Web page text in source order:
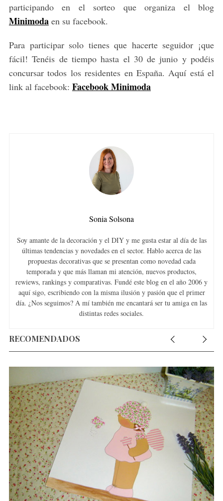
participando en el sorteo que organiza el blog
Minimodaen su facebook.
Para participar solo tienes que hacerte seguidor ¡que
fácil! Tenéis de tiempo hasta el 30 de junio y podéis
concursar todos los residentes en España. Aquí está el
link al facebook: Facebook Minimoda
Sonia Solsona
Soy amante de la decoración y el DIY y me gusta estar al día de las
últimas tendencias y novedades en el sector. Hablo acerca de las
propuestas decorativas que se presentan como novedad cada
temporada y que más llaman mi atención, nuevos productos,
rewiews, rankings y comparativas. Fundé este blog en el año 2006 y
aquí sigo, escribiendo con la misma ilusión y pasión que el primer
día. ¿Nos seguimos? A mí también me encantará ser tu amiga en las
distintas redes sociales.
RECOMENDADOS